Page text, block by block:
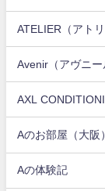
ATELIER（アト
Avenir（アヴニー
AXL
Aのお部屋（大阪
Aの体験記